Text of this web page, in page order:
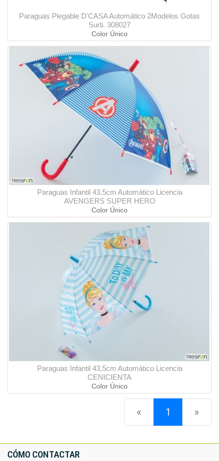
Paraguas Plegable D'CASA Automático 2Modelos Gotas
Surti. 308027
Color Único
Paraguas Infantil 43,5cm Automático Licencia
AVENGERS SUPER HERO
Color Único
Paraguas Infantil 43,5cm Automático Licencia
CENICIENTA
Color Único
« 1 (current)
»
CÓMO CONTACTAR